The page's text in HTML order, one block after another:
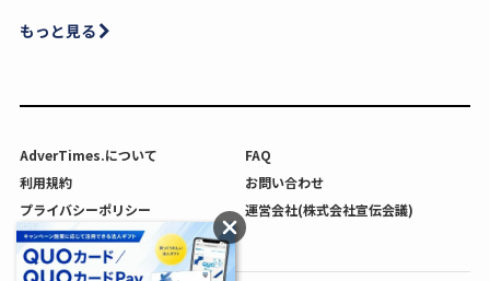
もっと見る
AdverTimes.について
FAQ
利用規約
お問い合わせ
プライバシーポリシー
運営会社(株式会社宣伝会議)
利用者情報の外部送信について